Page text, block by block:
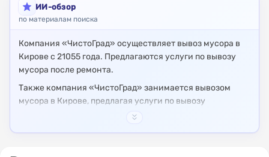
ИИ-обзор
по материалам поиска
Компания «ЧистоГрад» осуществляет вывоз мусора в
Кирове с 21055 года. Предлагаются услуги по вывозу
мусора после ремонта.
Также компания «ЧистоГрад» занимается вывозом
мусора в Кирове, предлагая услуги по вывозу
строительного мусора и старой мебели.
Компания «ЧистоГрад» предоставляет услуги по